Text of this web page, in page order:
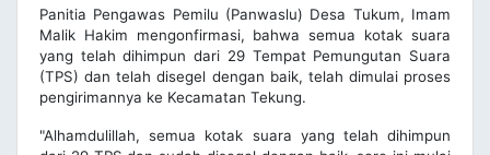
Panitia Pengawas Pemilu (Panwaslu) Desa Tukum, Imam
Malik Hakim mengonfirmasi, bahwa semua kotak suara
yang telah dihimpun dari 29 Tempat Pemungutan Suara
(TPS) dan telah disegel dengan baik, telah dimulai proses
pengirimannya ke Kecamatan Tekung.
"Alhamdulillah, semua kotak suara yang telah dihimpun